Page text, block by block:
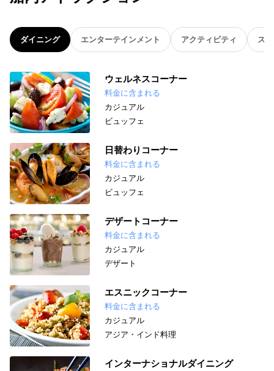
ダイニング エンターテインメント アクティビティ ス
ウェルネスコーナー
料金に含まれる
カジュアル
ビュッフェ
日替わりコーナー
料金に含まれる
カジュアル
ビュッフェ
デザートコーナー
料金に含まれる
カジュアル
デザート
エスニックコーナー
料金に含まれる
カジュアル
アジア・インド料理
インターナショナルダイニング